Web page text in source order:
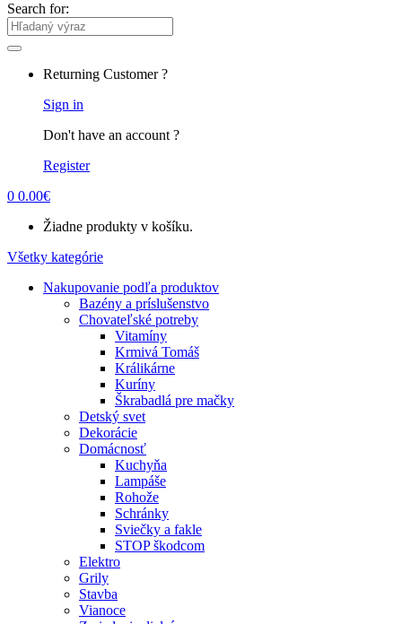
Search for:
Returning Customer ?
Sign in
Don't have an account ?
Register
0 0.00€
Žiadne produkty v košíku.
Všetky kategórie
Nakupovanie podľa produktov
Bazény a príslušenstvo
Chovateľské potreby
Vitamíny
Krmivá Tomáš
Králikárne
Kuríny
Škrabadlá pre mačky
Detský svet
Dekorácie
Domácnosť
Kuchyňa
Lampáše
Rohože
Schránky
Sviečky a fakle
STOP škodcom
Elektro
Grily
Stavba
Vianoce